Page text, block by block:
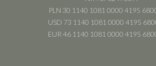
PLN 30 1140 1081 0000 4195
USD 73 1140 1081 0000 4195
EUR 46 1140 1081 0000 4195